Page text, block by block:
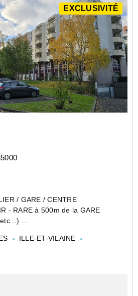
EXCLUSIVITÉ
/ GARE / CENTRE
RARE à 500m de la GARE
Avenue des Français
ILLE-ET-VILAINE